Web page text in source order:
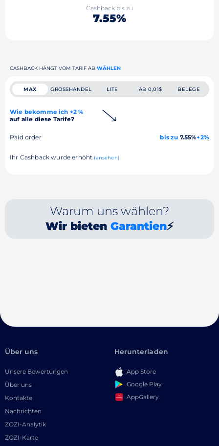
Cashback bis zu
7.55%
CASHBACK HÄNGT VOM TARIF AB WÄHLEN
MAX GROSSHANDEL LITE AB 0,01$ BELEGE
Wie bekomme ich +2 %
auf alle diese Tarife?
Paid order bis zu 7.55%+2%
Ihr Cashback wurde erhöht (ansehen)
Warum uns wählen?
Wir bieten Garantien⚡
Über uns
Unsere Bewertungen
Über uns
Kontakte
Nachrichten
ZOZI-Analytik
ZOZI-Karte
Herunterladen
App Store
Google Play
AppGallery